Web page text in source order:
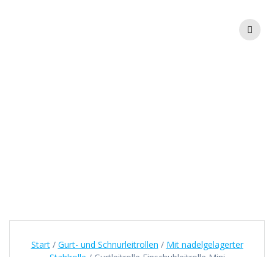
Start/ Gurt- und Schnurleitrollen / Mit nadelgelagerter